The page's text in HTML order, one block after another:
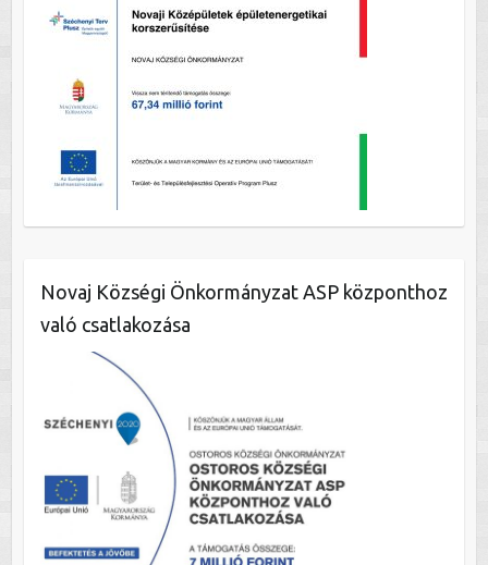
Novaj Községi Önkormányzat ASP központhoz
való csatlakozása